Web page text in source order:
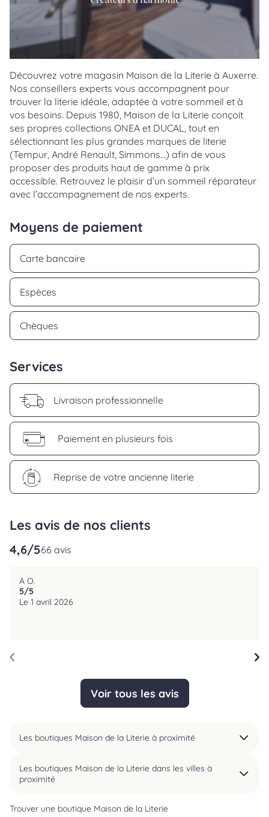
Découvrez votre magasin Maison de la Literie à Auxerre.
Nos conseillers experts vous accompagnent pour
trouver la literie idéale, adaptée à votre sommeil et à
vos besoins. Depuis 1980, Maison de la Literie conçoit
ses propres collections ONEA et DUCAL, tout en
sélectionnant les plus grandes marques de literie
(Tempur, André Renault, Simmons…) afin de vous
proposer des produits haut de gamme à prix
accessible. Retrouvez le plaisir d’un sommeil réparateur
avec l’accompagnement de nos experts.
Moyens de paiement
Carte bancaire
Espèces
Chèques
Services
Livraison professionnelle
Paiement en plusieurs fois
Reprise de votre ancienne literie
Les avis de nos clients
4,6/5reviews.srOnlyLabel
66 avis
5/5
Le 1 avril 2026
A O.
Voir tous les avis
Les boutiques Maison de la Literie à proximité
Les boutiques Maison de la Literie dans les villes à
proximité
Trouver une boutique Maison de la Literie